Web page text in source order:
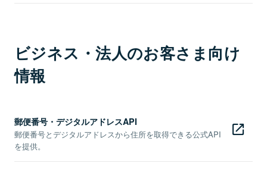
ビジネス・法人のお客さま向け
情報
郵便番号・デジタルアドレスAPI
郵便番号とデジタルアドレスから住所を取得できる公式API
を提供。